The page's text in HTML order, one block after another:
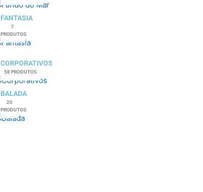
FANTASIA
7
PRODUTOS
CORPORATIVOS
58 PRODUTOS
BALADA
20
PRODUTOS